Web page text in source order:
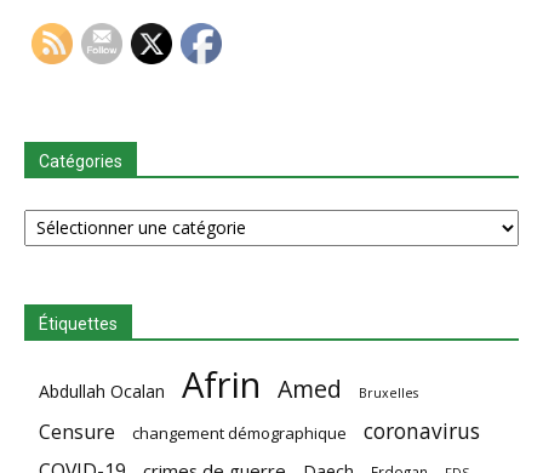
Catégories
Catégories
Étiquettes
Abdullah Ocalan Afrin Amed Bruxelles
Censure changement démographique coronavirus